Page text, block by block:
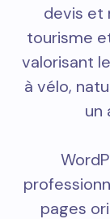
devis et
tourisme
valorisant
à vélo,
un
pages